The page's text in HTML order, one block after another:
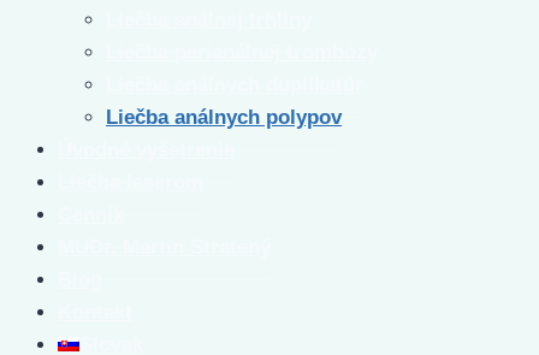
Liečba análnych polypov